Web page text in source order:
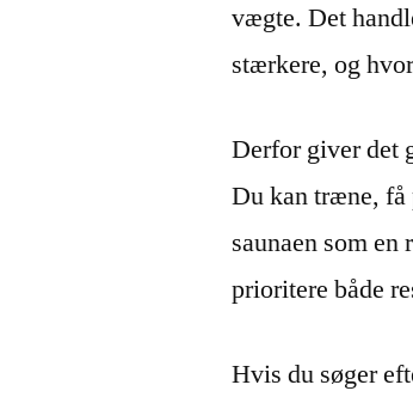
vægte. Det
stærkere, og
Derfor giver det
Du kan træne, få
saunaen som
prioritere både
Hvis du søger